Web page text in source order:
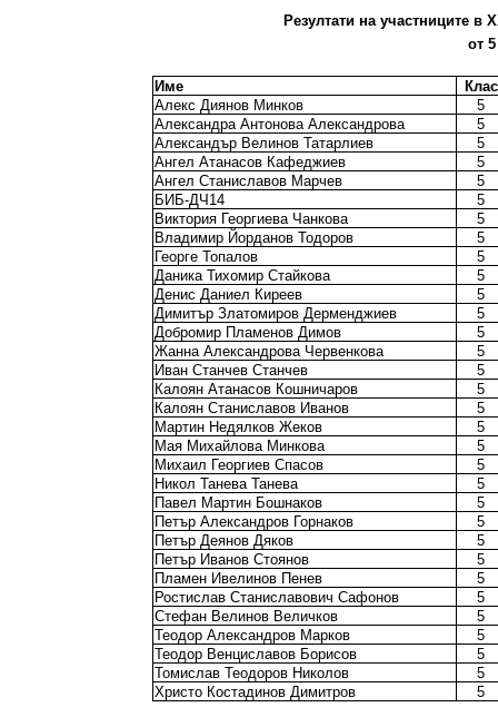
Резултати на участниците в
от
Име
Клас
Алекс Диянов Минков
5
Александра Антонова Александрова
5
Александър Велинов Татарлиев
5
Ангел Атанасов Кафеджиев
5
Ангел Станиславов Марчев
5
БИБ-ДЧ14
5
Виктория Георгиева Чанкова
5
Владимир Йорданов Тодоров
5
Георге Топалов
5
Даника Тихомир Стайкова
5
Денис Даниел Киреев
5
Димитър Златомиров Дерменджиев
5
Добромир Пламенов Димов
5
Жанна Александрова Червенкова
5
Иван Станчев Станчев
5
Калоян Атанасов Кошничаров
5
Калоян Станиславов Иванов
5
Мартин Недялков Жеков
5
Мая Михайлова Минкова
5
Михаил Георгиев Спасов
5
Никол Танева Танева
5
Павел Мартин Бошнаков
5
Петър Александров Горнаков
5
Петър Деянов Дяков
5
Петър Иванов Стоянов
5
Пламен Ивелинов Пенев
5
Ростислав Станиславович Сафонов
5
Стефан Велинов Величков
5
Теодор Александров Марков
5
Теодор Венциславов Борисов
5
Томислав Теодоров Николов
5
Христо Костадинов Димитров
5